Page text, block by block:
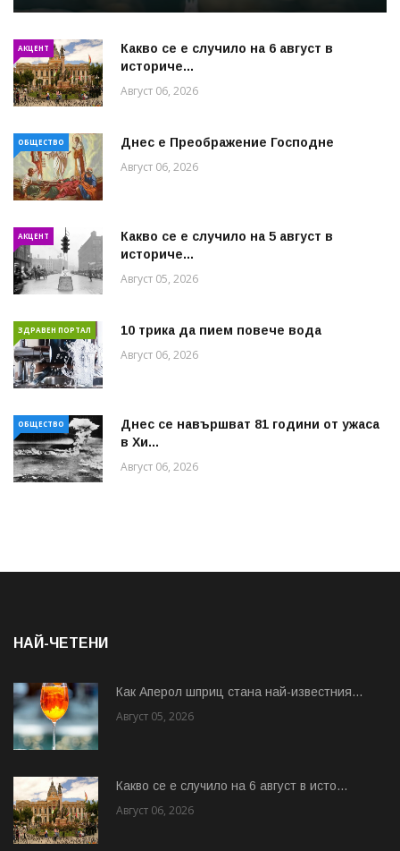
АКЦЕНТ
Какво се е случило на 6 август в
историче...
Август 06, 2026
ОБЩЕСТВО Днес е Преображение Господне
Август 06, 2026
АКЦЕНТ
Какво се е случило на 5 август в
историче...
Август 05, 2026
ЗДРАВЕН ПОРТАЛ 10 трика да пием повече вода
Август 06, 2026
ОБЩЕСТВО
Днес се навършват 81 години от ужаса
в Хи...
Август 06, 2026
НАЙ-ЧЕТЕНИ
Как Аперол шприц стана най-известния...
Август 05, 2026
Какво се е случило на 6 август в исто...
Август 06, 2026